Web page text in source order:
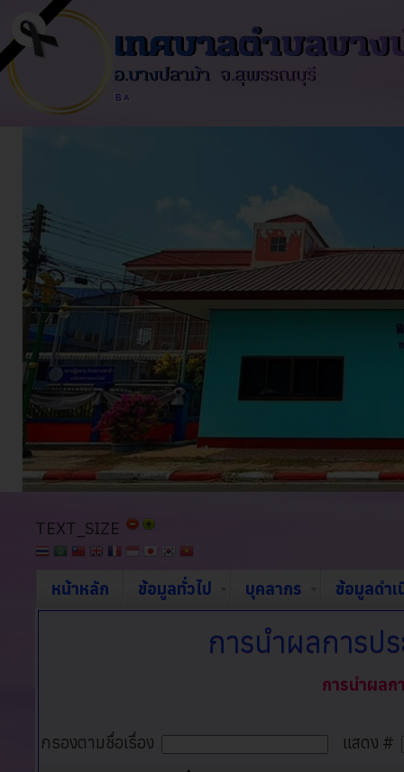
TEXT_SIZE
หน้าหลัก ข้อมูลทั่วไป บุคลากร ข้อมูลดำ
การนำผลการป
การนำผลก
กรองตามชื่อเรื่อง
แสดง #